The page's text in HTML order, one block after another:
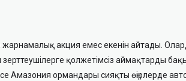
акция емес екенін айтады.
қолжетімсіз аймақтарды
Амазония ормандары сияқты өңірлерде